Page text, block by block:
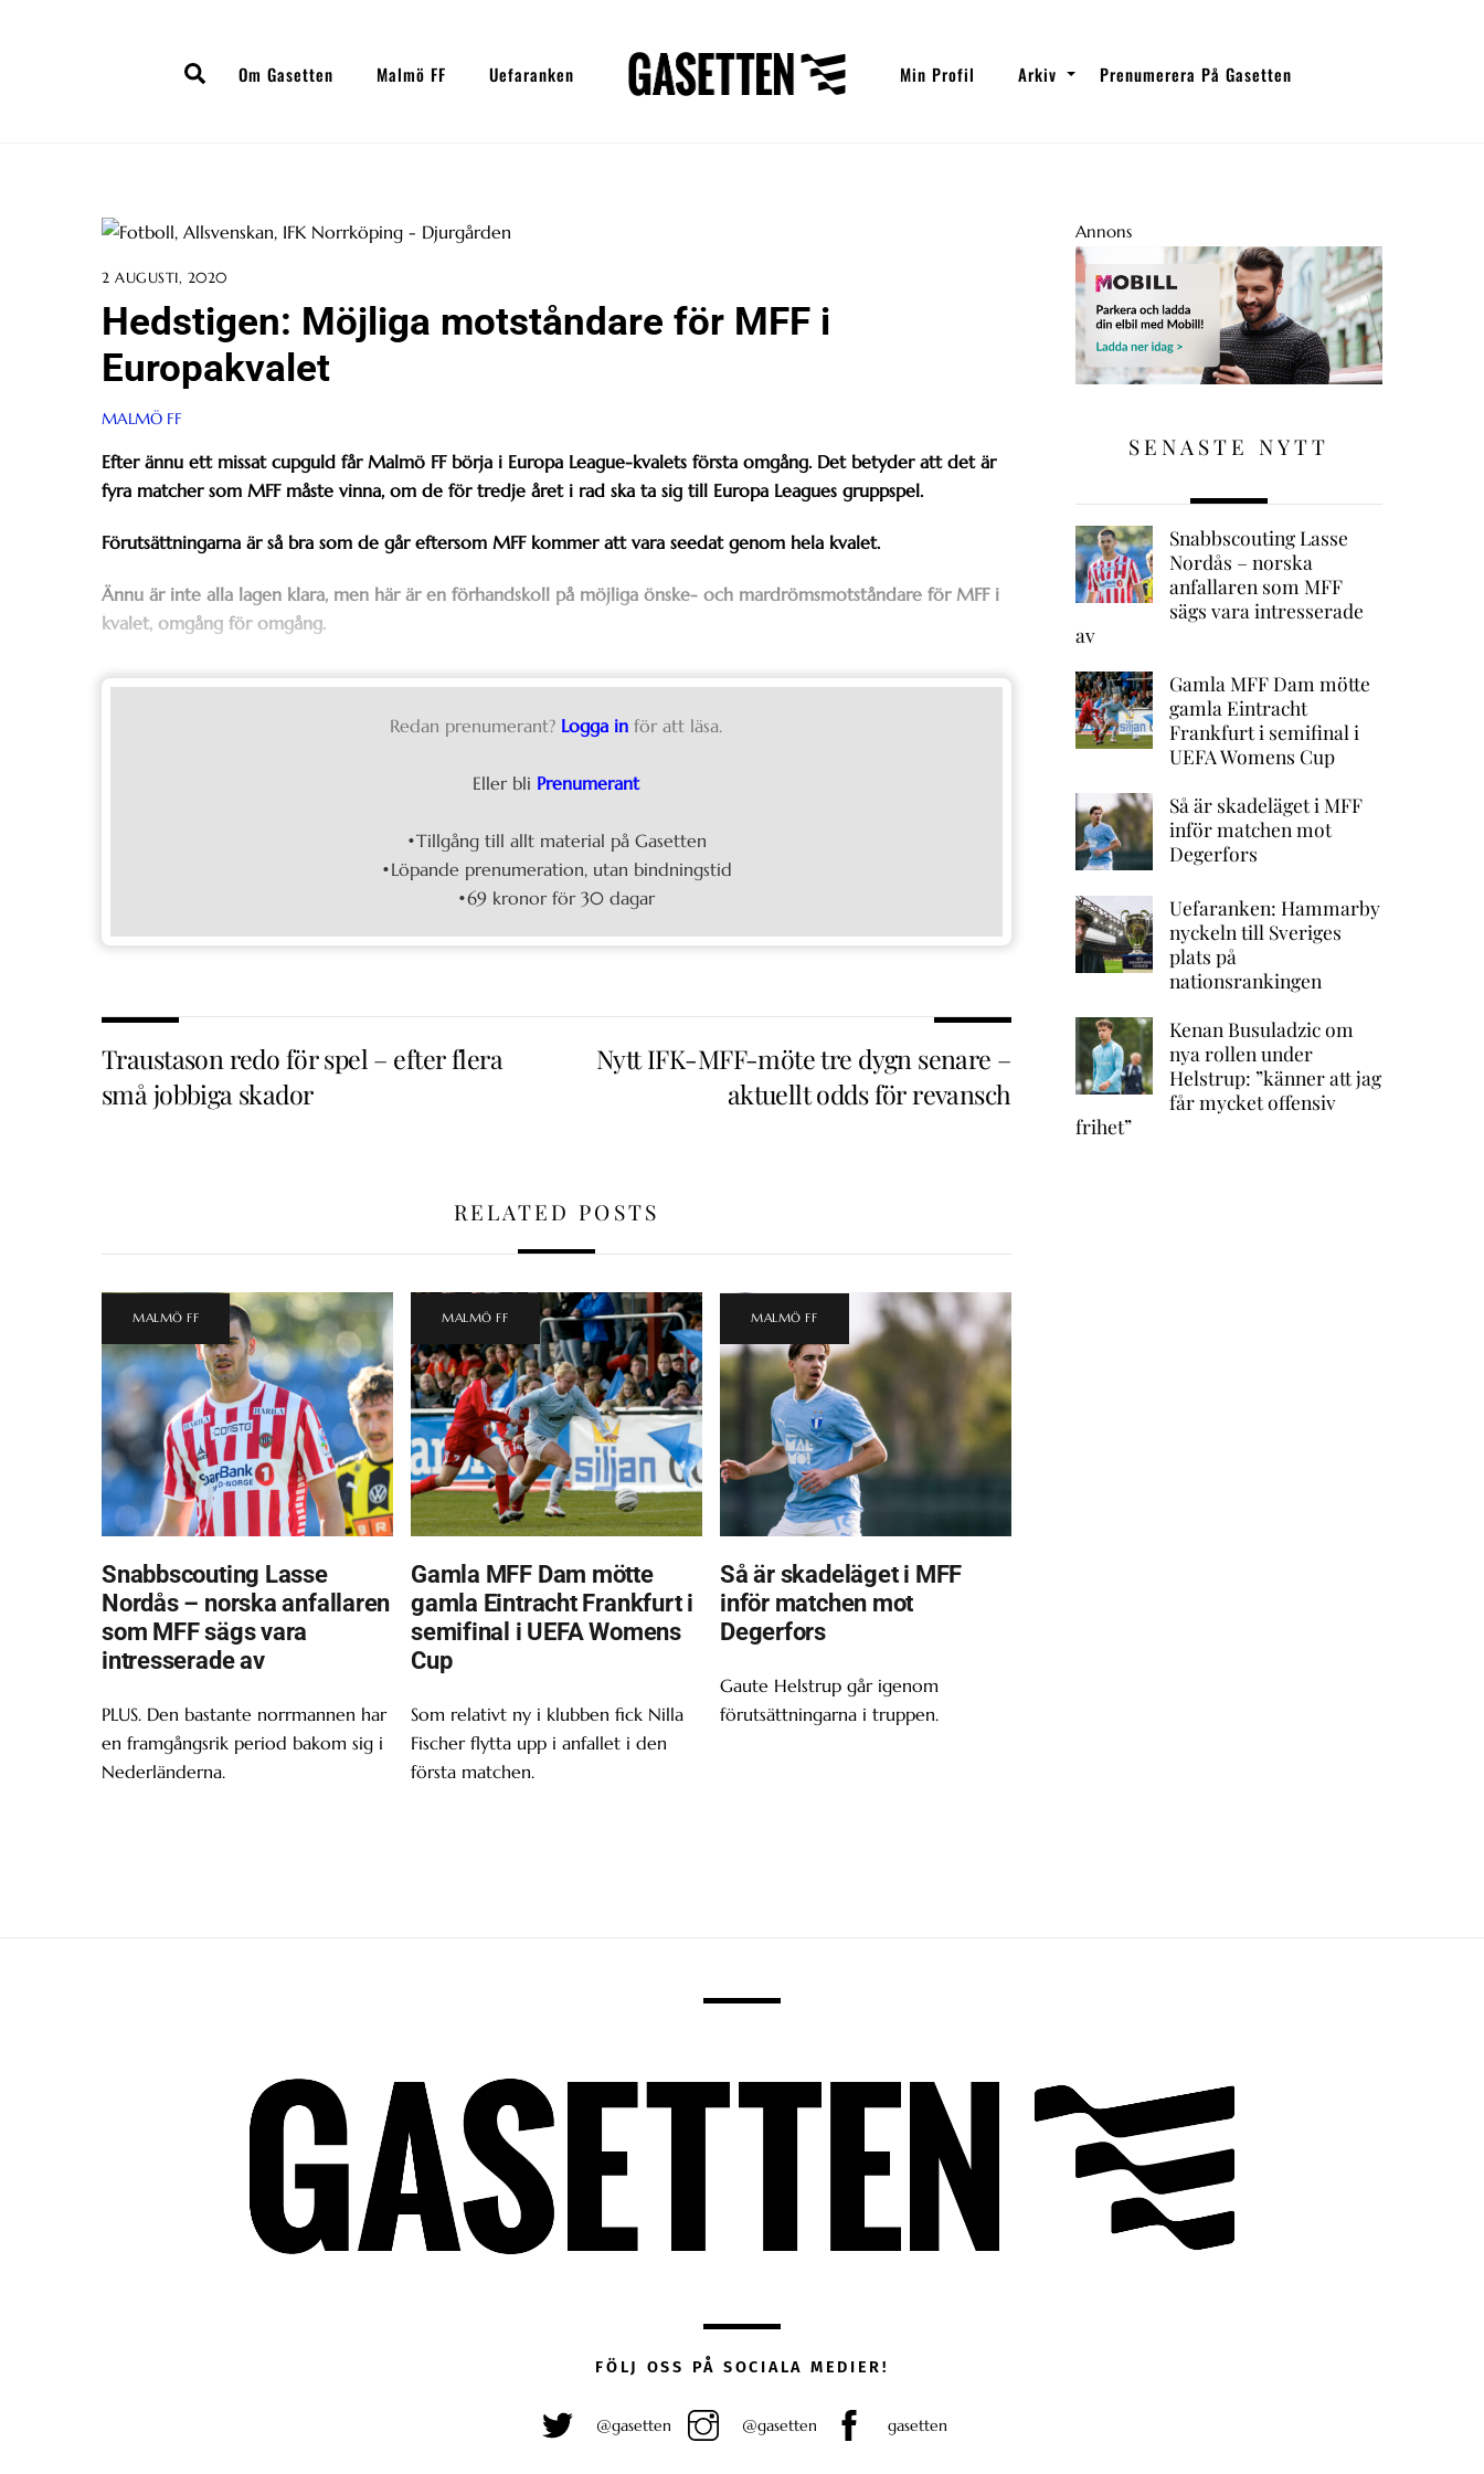
SearchOm Gasetten Malmö FF Uefaranken Min Profil Arkiv Prenumerera På Gasetten
2 AUGUSTI, 2020
Hedstigen: Möjliga motståndare för MFF i
Europakvalet
MALMÖ FF
Efter ännu ett missat cupguld får Malmö FF börja i Europa League-kvalets första omgång. Det betyder att det är
fyra matcher som MFF måste vinna, om de för tredje året i rad ska ta sig till Europa Leagues gruppspel.
Förutsättningarna är så bra som de går eftersom MFF kommer att vara seedat genom hela kvalet.
Ännu är inte alla lagen klara, men här är en förhandskoll på möjliga önske- och mardrömsmotståndare för MFF i
kvalet, omgång för omgång.
Redan prenumerant? Logga in för att läsa.
Eller bli Prenumerant
•Tillgång till allt material på Gasetten
•Löpande prenumeration, utan bindningstid
•69 kronor för 30 dagar
Traustason redo för spel – efter flera
små jobbiga skador
Nytt IFK-MFF-möte tre dygn senare –
aktuellt odds för revansch
RELATED POSTS
MALMÖ FF
Snabbscouting Lasse
Nordås – norska anfallaren
som MFF sägs vara
intresserade av
PLUS. Den bastante norrmannen har
en framgångsrik period bakom sig i
Nederländerna.
MALMÖ FF
Gamla MFF Dam mötte
gamla Eintracht Frankfurt i
semifinal i UEFA Womens
Cup
Som relativt ny i klubben fick Nilla
Fischer flytta upp i anfallet i den
första matchen.
MALMÖ FF
Så är skadeläget i MFF
inför matchen mot
Degerfors
Gaute Helstrup går igenom
förutsättningarna i truppen.
Annons
SENASTE NYTT
Snabbscouting Lasse
Nordås – norska
anfallaren som MFF
sägs vara intresserade
av
Gamla MFF Dam mötte
gamla Eintracht
Frankfurt i semifinal i
UEFA Womens Cup
Så är skadeläget i MFF
inför matchen mot
Degerfors
Uefaranken: Hammarby
nyckeln till Sveriges
plats på
nationsrankingen
Kenan Busuladzic om
nya rollen under
Helstrup: ”känner att jag
får mycket offensiv
frihet”
FÖLJ OSS PÅ SOCIALA MEDIER!
@gasetten @gasetten gasetten